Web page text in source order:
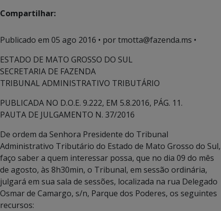
Compartilhar:
Publicado em 05 ago 2016 • por tmotta@fazenda.ms •
ESTADO DE MATO GROSSO DO SUL
SECRETARIA DE FAZENDA
TRIBUNAL ADMINISTRATIVO TRIBUTÁRIO
PUBLICADA NO D.O.E. 9.222, EM 5.8.2016, PÁG. 11.
PAUTA DE JULGAMENTO N. 37/2016
De ordem da Senhora Presidente do Tribunal
Administrativo Tributário do Estado de Mato Grosso do Sul,
faço saber a quem interessar possa, que no dia 09 do mês
de agosto, às 8h30min, o Tribunal, em sessão ordinária,
julgará em sua sala de sessões, localizada na rua Delegado
Osmar de Camargo, s/n, Parque dos Poderes, os seguintes
recursos: